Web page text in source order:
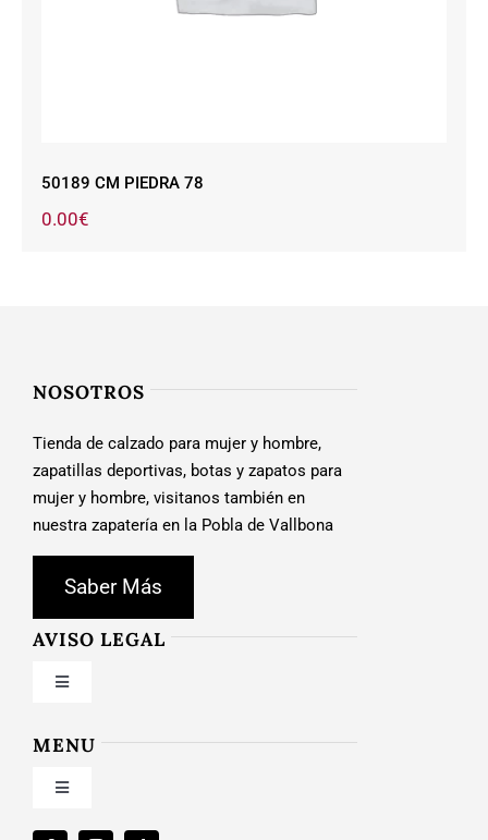
50189 CM PIEDRA 78
0.00€
NOSOTROS
Tienda de calzado para mujer y hombre,
zapatillas deportivas, botas y zapatos para
mujer y hombre, visitanos también en
nuestra zapatería en la Pobla de Vallbona
Saber Más
AVISO LEGAL
Toggle
Condiciones de uso
MENU
Toggle